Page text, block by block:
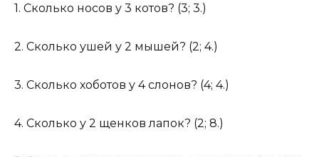
1. Сколько носов у 3 котов? (3; 3.)
2. Сколько ушей у 2 мышей? (2; 4.)
3. Сколько хоботов у 4 слонов? (4; 4.)
4. Сколько у 2 щенков лапок? (2; 8.)